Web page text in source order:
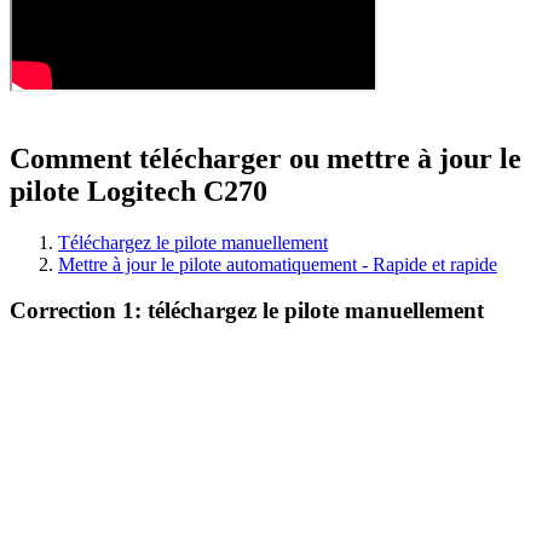
Comment télécharger ou mettre à jour le
pilote Logitech C270
Téléchargez le pilote manuellement
Mettre à jour le pilote automatiquement - Rapide et rapide
Correction 1: téléchargez le pilote manuellement